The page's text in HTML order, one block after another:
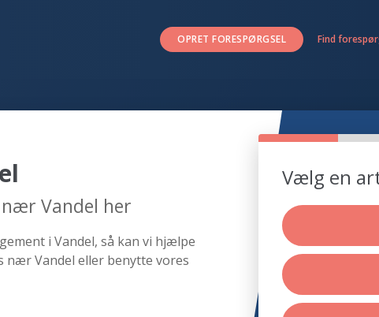
OPRET FORESPØRGSEL Find
Vandel her
i Vandel, så kan vi hjælpe
nær Vandel eller benytte vores
Vælg en